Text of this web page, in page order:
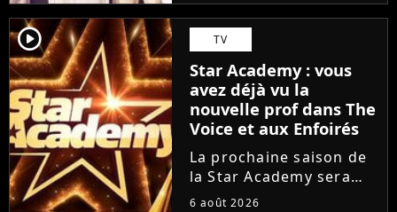
projets solos. En
parallèle, cet élève sort
du silence et se dit
soulagé de ne plus être
sur...
player2 TV
Star Academy : vous
avez déjà vu la
nouvelle prof dans The
Voice et aux Enfoirés
La prochaine saison de
la Star Academy sera
incarnée par une
6 août 2026